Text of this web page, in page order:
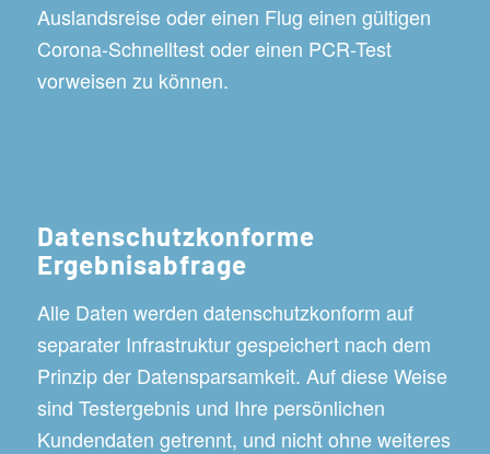
Auslandsreise oder einen Flug einen gültigen
Corona-Schnelltest oder einen PCR-Test
vorweisen zu können.
Datenschutzkonforme
Ergebnisabfrage
Alle Daten werden datenschutzkonform auf
separater Infrastruktur gespeichert nach dem
Prinzip der Datensparsamkeit. Auf diese Weise
sind Testergebnis und Ihre persönlichen
Kundendaten getrennt, und nicht ohne weiteres